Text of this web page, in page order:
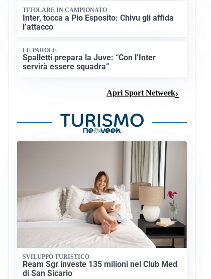
TITOLARE IN CAMPIONATO
Inter, tocca a Pio Esposito: Chivu gli affida
l’attacco
LE PAROLE
Spalletti prepara la Juve: “Con l’Inter
servirà essere squadra”
Apri Sport Netweek
SVILUPPO TURISTICO
Ream Sgr investe 135 milioni nel Club Med
di San Sicario